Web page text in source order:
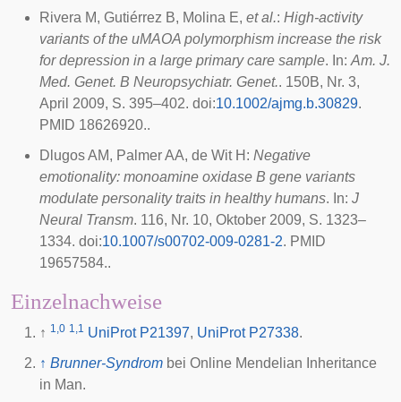
Rivera M, Gutiérrez B, Molina E, et al.: High-activity
variants of the uMAOA polymorphism increase the risk
for depression in a large primary care sample. In: Am. J.
Med. Genet. B Neuropsychiatr. Genet.. 150B, Nr. 3,
April 2009, S. 395–402. doi:10.1002/ajmg.b.30829.
PMID 18626920..
Dlugos AM, Palmer AA, de Wit H: Negative
emotionality: monoamine oxidase B gene variants
modulate personality traits in healthy humans. In: J
Neural Transm. 116, Nr. 10, Oktober 2009, S. 1323–
1334. doi:10.1007/s00702-009-0281-2. PMID
19657584..
Einzelnachweise
↑ 1,0 1,1 UniProt P21397, UniProt P27338.
↑ Brunner-Syndrom bei Online Mendelian Inheritance
in Man.